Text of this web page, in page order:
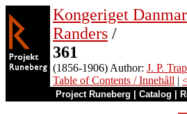
Kongeriget
Randers /
361
(1856-1906) Author: J. P. Trap
Table of Contents / Innehåll |
Project Runeberg Catalog